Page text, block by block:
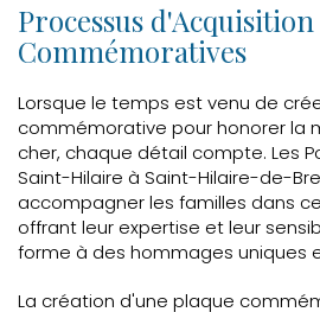
Processus d'Acquisition
Commémoratives
Lorsque le temps est venu de
commémorative pour honorer la
cher, chaque détail compte. Les
Saint-Hilaire à Saint-Hilaire-de-
accompagner les familles dans
offrant leur expertise et leur
forme à des hommages uniques
La création d'une plaque